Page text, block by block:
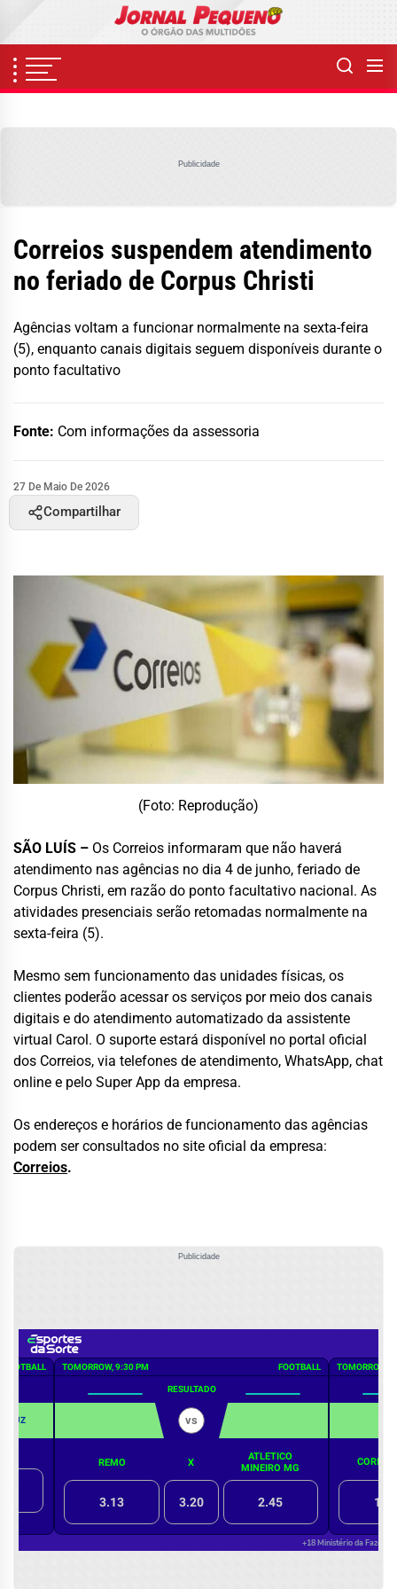
content
Publicidade
Correios suspendem atendimento
no feriado de Corpus Christi
Agências voltam a funcionar normalmente na sexta-feira
(5), enquanto canais digitais seguem disponíveis durante o
ponto facultativo
Fonte: Com informações da assessoria
27 De Maio De 2026
Compartilhar
(Foto: Reprodução)
SÃO LUÍS – Os Correios informaram que não haverá
atendimento nas agências no dia 4 de junho, feriado de
Corpus Christi, em razão do ponto facultativo nacional. As
atividades presenciais serão retomadas normalmente na
sexta-feira (5).
Mesmo sem funcionamento das unidades físicas, os
clientes poderão acessar os serviços por meio dos canais
digitais e do atendimento automatizado da assistente
virtual Carol. O suporte estará disponível no portal oficial
dos Correios, via telefones de atendimento, WhatsApp, chat
online e pelo Super App da empresa.
Os endereços e horários de funcionamento das agências
podem ser consultados no site oficial da empresa:
Correios.
Publicidade